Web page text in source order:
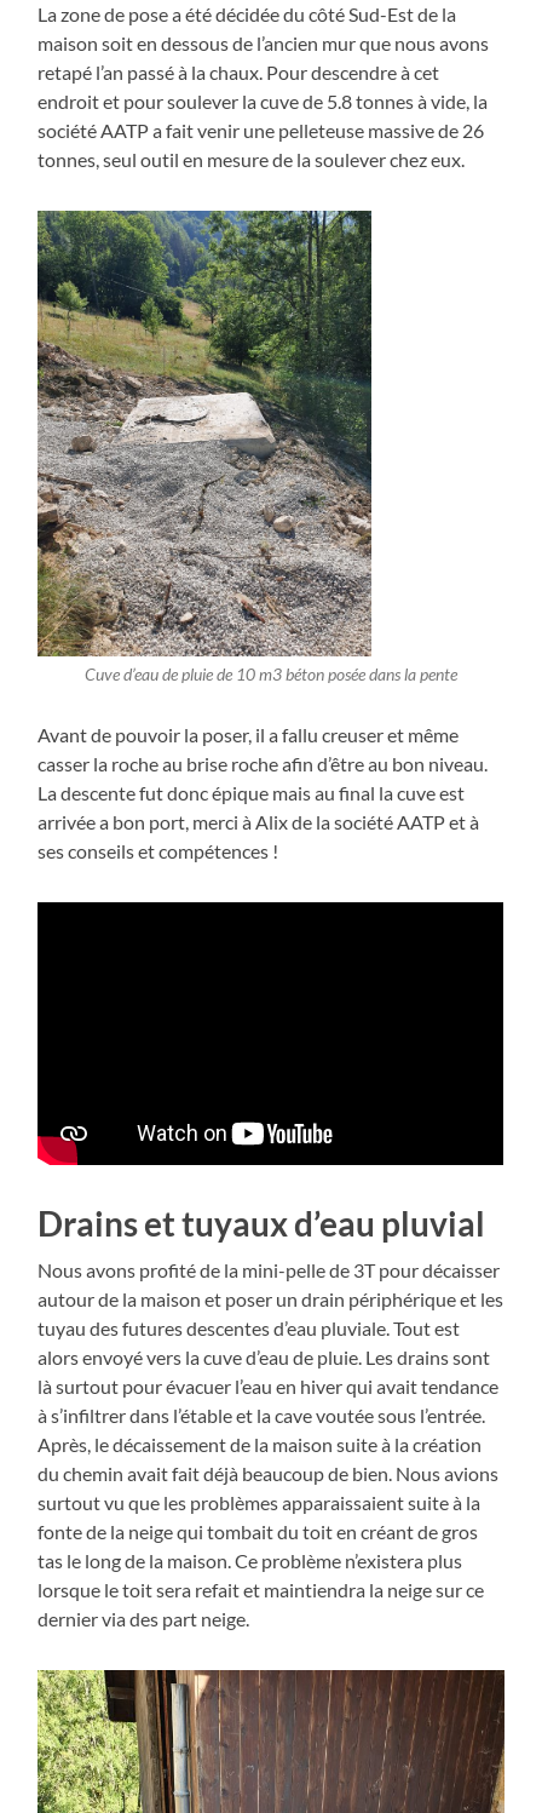
La zone de pose a été décidée du côté Sud-Est de la
maison soit en dessous de l’ancien mur que nous avons
retapé l’an passé à la chaux. Pour descendre à cet
endroit et pour soulever la cuve de 5.8 tonnes à vide, la
société AATP a fait venir une pelleteuse massive de 26
tonnes, seul outil en mesure de la soulever chez eux.
Cuve d’eau de pluie de 10 m3 béton posée dans la pente
Avant de pouvoir la poser, il a fallu creuser et même
casser la roche au brise roche afin d’être au bon niveau.
La descente fut donc épique mais au final la cuve est
arrivée a bon port, merci à Alix de la société AATP et à
ses conseils et compétences !
Drains et tuyaux d’eau pluvial
Nous avons profité de la mini-pelle de 3T pour décaisser
autour de la maison et poser un drain périphérique et les
tuyau des futures descentes d’eau pluviale. Tout est
alors envoyé vers la cuve d’eau de pluie. Les drains sont
là surtout pour évacuer l’eau en hiver qui avait tendance
à s’infiltrer dans l’étable et la cave voutée sous l’entrée.
Après, le décaissement de la maison suite à la création
du chemin avait fait déjà beaucoup de bien. Nous avions
surtout vu que les problèmes apparaissaient suite à la
fonte de la neige qui tombait du toit en créant de gros
tas le long de la maison. Ce problème n’existera plus
lorsque le toit sera refait et maintiendra la neige sur ce
dernier via des part neige.